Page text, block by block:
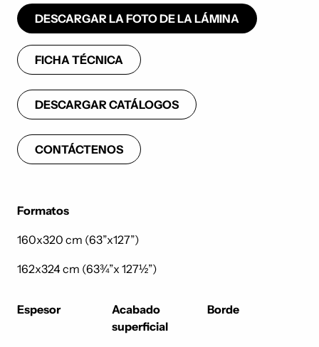
DESCARGAR LA FOTO DE LA LÁMINA
FICHA TÉCNICA
DESCARGAR CATÁLOGOS
CONTÁCTENOS
Formatos
160x320 cm (63”x127”)
162x324 cm (63¾”x 127½”)
Espesor
Acabado
superficial
Borde